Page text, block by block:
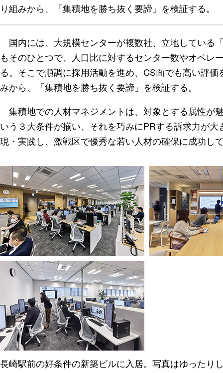
り組みから、「集積地を勝ち抜く要諦」を検証する。
国内には、大規模センターが複数社、立地している
もそのひとつで、人口比に対するセンター数やオペレ
る。そこで順調に採用活動を進め、CS面でも高い評
みから、「集積地を勝ち抜く要諦」を検証する。
集積地での人材マネジメントは、対象とする属性が
いう３大条件が揃い、それを巧みにPRする訴求力が
現・実践し、激戦区で優秀な若い人材の確保に成功し
長崎駅前の好条件の新築ビルに入居。写真はゆったり